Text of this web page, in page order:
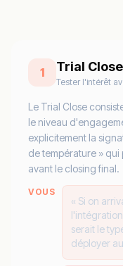
1 Trial Close
Tester l'intérêt
Le Trial Close
le niveau
explicitement la
de température »
avant le closing final.
VOUS
« Si on
serait le
déployer